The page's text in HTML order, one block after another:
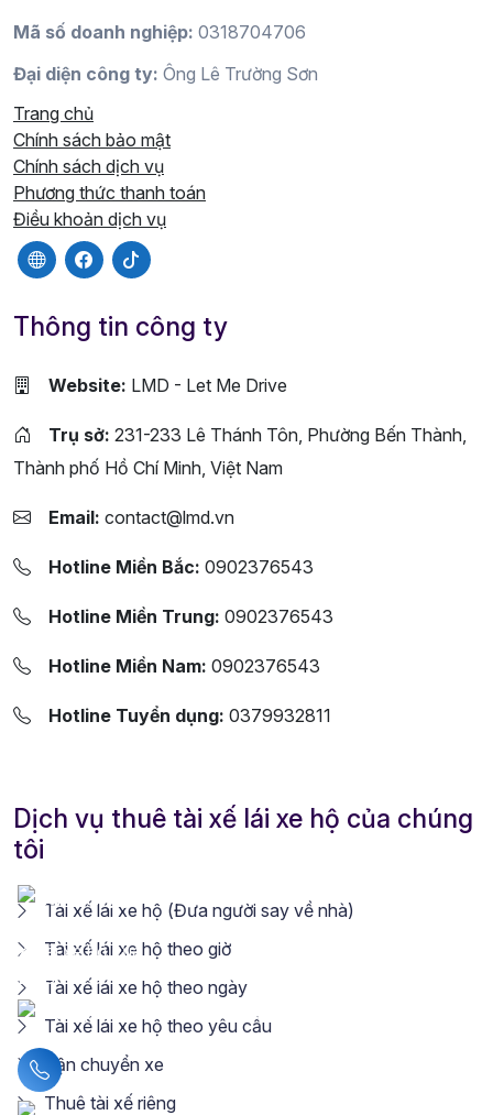
Mã số doanh nghiệp: 0318704706
Đại diện công ty: Ông Lê Trường Sơn
Trang chủ
Chính sách bảo mật
Chính sách dịch vụ
Phương thức thanh toán
Điều khoản dịch vụ
Thông tin công ty
Website: LMD - Let Me Drive
Trụ sở: 231-233 Lê Thánh Tôn, Phường Bến Thành,
Thành phố Hồ Chí Minh, Việt Nam
Email: contact@lmd.vn
Hotline Miền Bắc: 0902376543
Hotline Miền Trung: 0902376543
Hotline Miền Nam: 0902376543
Hotline Tuyển dụng: 0379932811
Dịch vụ thuê tài xế lái xe hộ của chúng
tôi
Tài xế lái xe hộ (Đưa người say về nhà)
Tài xế lái xe hộ theo giờ
Tài xế lái xe hộ theo ngày
Tài xế lái xe hộ theo yêu cầu
Vận chuyển xe
Thuê tài xế riêng
Liên hệ hotline